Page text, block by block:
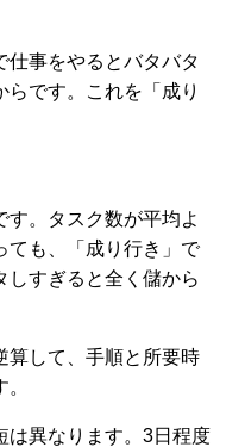
仕事をやるとバタバタ
らです。これを「成り
。タスク数が平均よ
ても、「成り行き」で
しすぎると全く儲から
算して、手順と所要時
は異なります。3日程度